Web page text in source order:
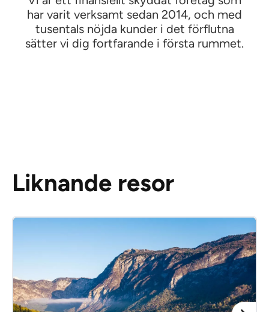
har varit verksamt sedan 2014, och med
tusentals nöjda kunder i det förflutna
sätter vi dig fortfarande i första rummet.
Liknande resor